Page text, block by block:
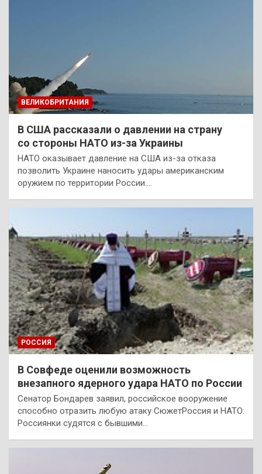
ВЕЛИКОБРИТАНИЯ
В США рассказали о давлении на страну
со стороны НАТО из-за Украины
НАТО оказывает давление на США из-за отказа
позволить Украине наносить удары американским
оружием по территории России.…
РОССИЯ
В Совфеде оценили возможность
внезапного ядерного удара НАТО по России
Сенатор Бондарев заявил, российское вооружение
способно отразить любую атаку СюжетРоссия и НАТО:
Россиянки судятся с бывшими…